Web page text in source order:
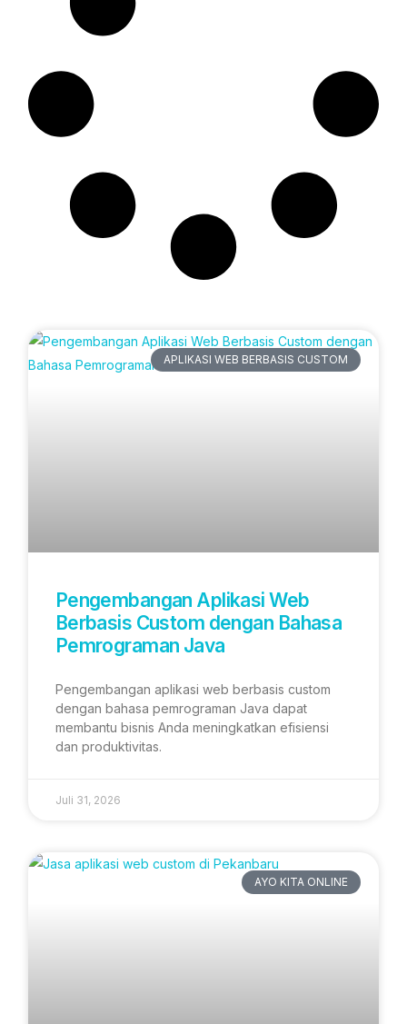
APLIKASI WEB BERBASIS CUSTOM
Pengembangan Aplikasi Web
Berbasis Custom dengan Bahasa
Pemrograman Java
Pengembangan aplikasi web berbasis custom
dengan bahasa pemrograman Java dapat
membantu bisnis Anda meningkatkan efisiensi
dan produktivitas.
Juli 31, 2026
AYO KITA ONLINE